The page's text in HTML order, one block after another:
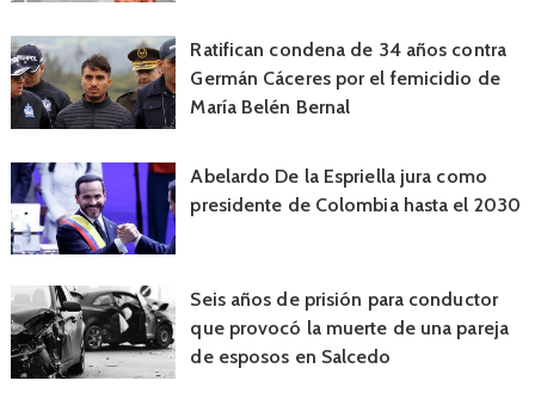
Ratifican condena de 34 años contra
Germán Cáceres por el femicidio de
María Belén Bernal
Abelardo De la Espriella jura como
presidente de Colombia hasta el 2030
Seis años de prisión para conductor
que provocó la muerte de una pareja
de esposos en Salcedo